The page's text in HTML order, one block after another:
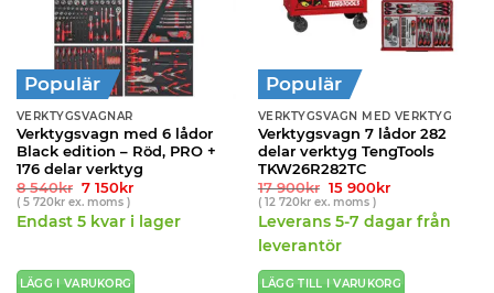
Populär
VERKTYGSVAGNAR
Verktygsvagn med 6 lådor
Black edition – Röd, PRO +
176 delar verktyg
8 540kr Det
ursprungliga
priset
var:
7 150krDet
priset
är:
( 5 720krex. moms )
Endast 5 kvar i lager
LÄGG I VARUKORG
Populär
VERKTYGSVAGN MED VERKTYG
Verktygsvagn 7 lådor 282
delar verktyg TengTools
TKW26R282TC
17 900kr Det
ursprungliga
priset
var:
17
900kr.
15 900krDet
priset
är:
( 12 720krex. moms )
Leverans 5-7 dagar från
leverantör
LÄGG TILL I VARUKORG